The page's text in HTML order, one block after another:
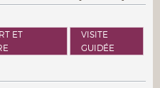
ET
VISITE
GUIDÉE